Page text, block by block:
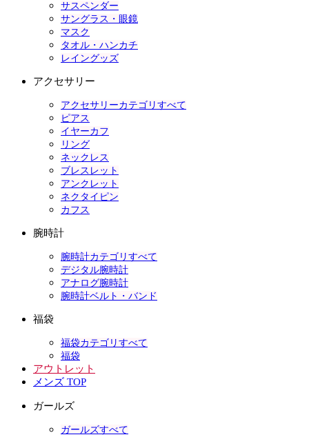
サスペンダー
サングラス・眼鏡
マスク
タオル・ハンカチ
レイングッズ
アクセサリー
アクセサリーカテゴリすべて
ピアス
イヤーカフ
リング
ネックレス
ブレスレット
アンクレット
ネクタイピン
カフス
腕時計
腕時計カテゴリすべて
デジタル腕時計
アナログ腕時計
腕時計ベルト・バンド
福袋
福袋カテゴリすべて
福袋
アウトレット
メンズ TOP
ガールズ
ガールズすべて